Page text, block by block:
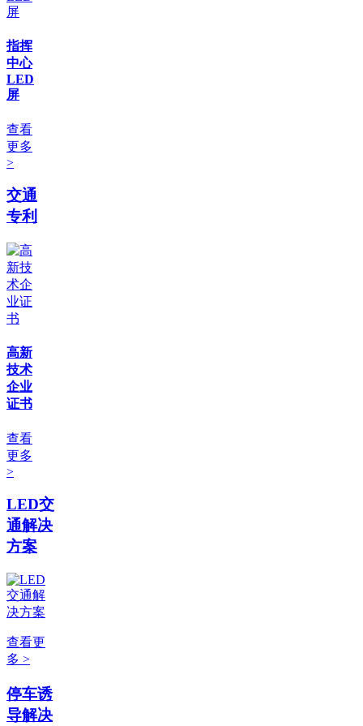
指挥
中心
LED
屏
查看
更多
>
交通
专利
高新
技术
企业
证书
查看
更多
>
LED交
通解决
方案
查看更
多 >
停车诱
导解决